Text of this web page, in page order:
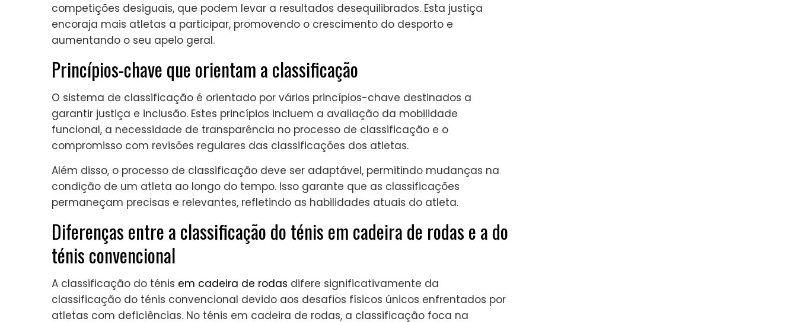
competições desiguais, que podem levar a resultados desequilibrados. Esta justiça
encoraja mais atletas a participar, promovendo o crescimento do desporto e
aumentando o seu apelo geral.
Princípios-chave que orientam a classificação
O sistema de classificação é orientado por vários princípios-chave destinados a
garantir justiça e inclusão. Estes princípios incluem a avaliação da mobilidade
funcional, a necessidade de transparência no processo de classificação e o
compromisso com revisões regulares das classificações dos atletas.
Além disso, o processo de classificação deve ser adaptável, permitindo mudanças na
condição de um atleta ao longo do tempo. Isso garante que as classificações
permaneçam precisas e relevantes, refletindo as habilidades atuais do atleta.
Diferenças entre a classificação do ténis em cadeira de rodas e a do
ténis convencional
A classificação do ténis em cadeira de rodas difere significativamente da
classificação do ténis convencional devido aos desafios físicos únicos enfrentados por
atletas com deficiências. No ténis em cadeira de rodas, a classificação foca na